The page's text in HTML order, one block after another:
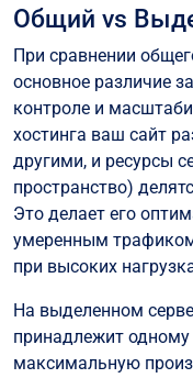
Общий vs
При сравнении
основное различие
контроле и
хостинга ваш сайт
другими, и ресурсы
пространство)
Это делает его
умеренным
при высоких
На выделенном
принадлежит одному
максимальную